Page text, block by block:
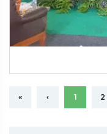
« ‹ 1 2